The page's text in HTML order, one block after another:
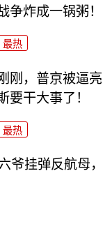
争炸成一锅粥！
最热
刚，普京被逼
要干大事了！
最热
爷挂弹反航母